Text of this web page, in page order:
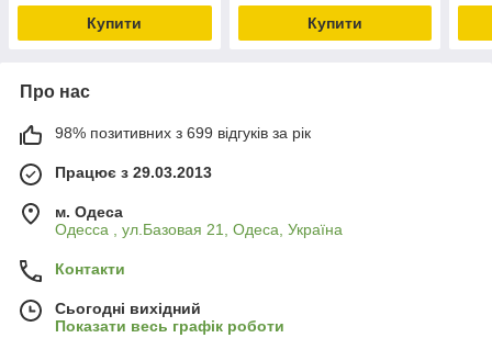
Купити Купити
Про нас
98% позитивних з 699 відгуків за рік
Працює з 29.03.2013
м. Одеса
Одесса , ул.Базовая 21, Одеса, Україна
Контакти
Сьогодні вихідний
Показати весь графік роботи